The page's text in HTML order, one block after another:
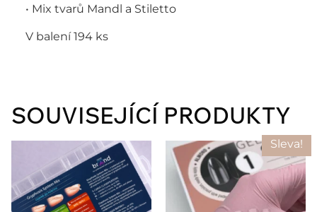
• Mix tvarů Mandl a Stiletto
V balení 194 ks
SOUVISEJÍCÍ PRODUKTY
Sleva!